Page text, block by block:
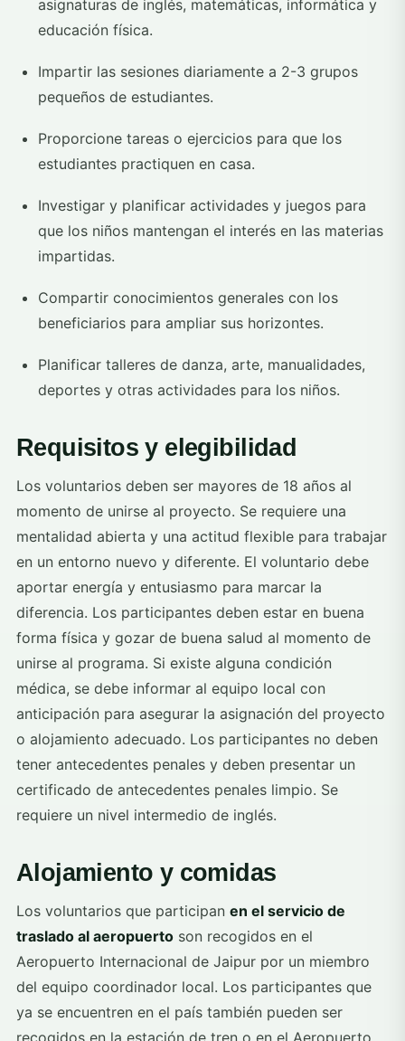
asignaturas de inglés, matemáticas, informática y
educación física.
Impartir las sesiones diariamente a 2-3 grupos
pequeños de estudiantes.
Proporcione tareas o ejercicios para que los
estudiantes practiquen en casa.
Investigar y planificar actividades y juegos para
que los niños mantengan el interés en las materias
impartidas.
Compartir conocimientos generales con los
beneficiarios para ampliar sus horizontes.
Planificar talleres de danza, arte, manualidades,
deportes y otras actividades para los niños.
Requisitos y elegibilidad
Los voluntarios deben ser mayores de 18 años al
momento de unirse al proyecto. Se requiere una
mentalidad abierta y una actitud flexible para trabajar
en un entorno nuevo y diferente. El voluntario debe
aportar energía y entusiasmo para marcar la
diferencia. Los participantes deben estar en buena
forma física y gozar de buena salud al momento de
unirse al programa. Si existe alguna condición
médica, se debe informar al equipo local con
anticipación para asegurar la asignación del proyecto
o alojamiento adecuado. Los participantes no deben
tener antecedentes penales y deben presentar un
certificado de antecedentes penales limpio. Se
requiere un nivel intermedio de inglés.
Alojamiento y comidas
Los voluntarios que participan en el servicio de
traslado al aeropuerto son recogidos en el
Aeropuerto Internacional de Jaipur por un miembro
del equipo coordinador local. Los participantes que
ya se encuentren en el país también pueden ser